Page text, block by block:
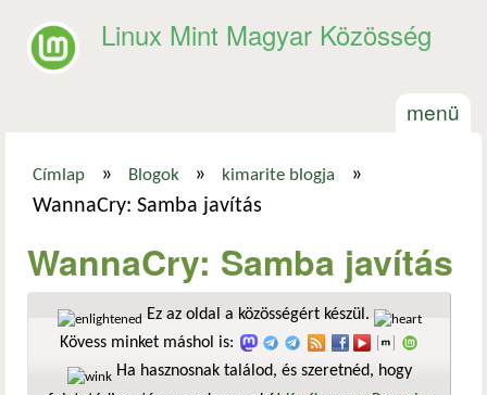
Linux Mint Magyar Közösség
menü
Jelenlegi hely
Címlap » Blogok » kimarite blogja
»
WannaCry: Samba javítás
WannaCry: Samba javítás
Ez az oldal a közösségért készül.
Kövess minket máshol is:
Ha hasznosnak találod, és szeretnéd, hogy